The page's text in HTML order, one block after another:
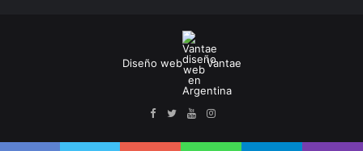
Diseño web Vantae